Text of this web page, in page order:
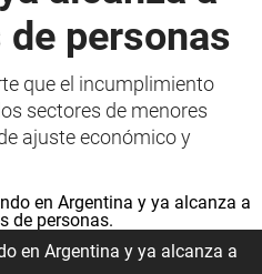
personas
que el incumplimiento
sectores de menores
ajuste económico y
en Argentina y ya alcanza a